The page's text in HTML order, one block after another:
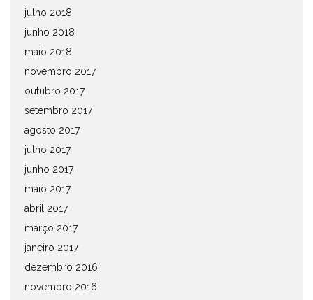
julho 2018
junho 2018
maio 2018
novembro 2017
outubro 2017
setembro 2017
agosto 2017
julho 2017
junho 2017
maio 2017
abril 2017
março 2017
janeiro 2017
dezembro 2016
novembro 2016